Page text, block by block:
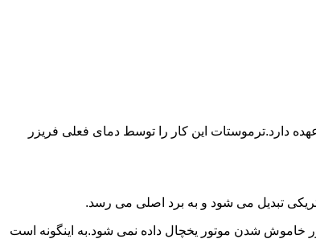
دارد.ترموستات این کار را توسط دمای فعلی فریزر
تبدیل می شود و به برد اصلی می رسد.
خاموش شدن موتور یخچال داده نمی شود.به اینگونه است